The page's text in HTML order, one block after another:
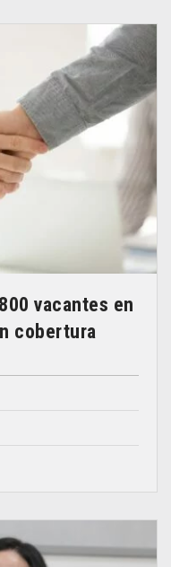
vacantes en
cobertura